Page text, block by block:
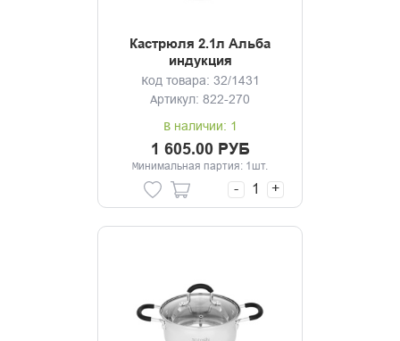
Кастрюля 2.1л Альба
индукция
Код товара: 32/1431
Артикул: 822-270
В наличии: 1
1 605.00 РУБ
Минимальная партия: 1шт.
- +